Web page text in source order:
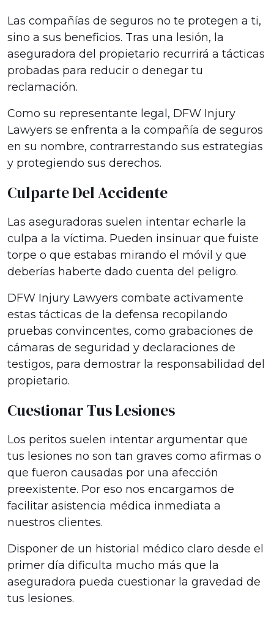
Las compañías de seguros no te protegen a ti,
sino a sus beneficios. Tras una lesión, la
aseguradora del propietario recurrirá a tácticas
probadas para reducir o denegar tu
reclamación.
Como su representante legal, DFW Injury
Lawyers se enfrenta a la compañía de seguros
en su nombre, contrarrestando sus estrategias
y protegiendo sus derechos.
Culparte Del Accidente
Las aseguradoras suelen intentar echarle la
culpa a la víctima. Pueden insinuar que fuiste
torpe o que estabas mirando el móvil y que
deberías haberte dado cuenta del peligro.
DFW Injury Lawyers combate activamente
estas tácticas de la defensa recopilando
pruebas convincentes, como grabaciones de
cámaras de seguridad y declaraciones de
testigos, para demostrar la responsabilidad del
propietario.
Cuestionar Tus Lesiones
Los peritos suelen intentar argumentar que
tus lesiones no son tan graves como afirmas o
que fueron causadas por una afección
preexistente. Por eso nos encargamos de
facilitar asistencia médica inmediata a
nuestros clientes.
Disponer de un historial médico claro desde el
primer día dificulta mucho más que la
aseguradora pueda cuestionar la gravedad de
tus lesiones.